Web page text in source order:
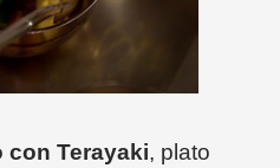
con Terayaki, plato